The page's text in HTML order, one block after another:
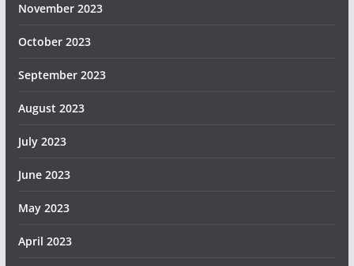
November 2023
October 2023
September 2023
August 2023
July 2023
June 2023
May 2023
April 2023